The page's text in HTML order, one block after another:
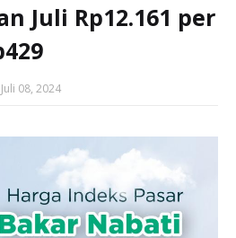
Juli Rp12.161 per
08, 2024